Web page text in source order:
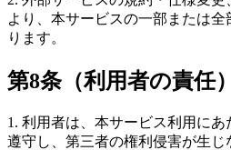
より、本サービスの一部または
ります。
第8条（利用者の責任）
1. 利用者は、本サービス利用に
遵守し、第三者の権利侵害が生